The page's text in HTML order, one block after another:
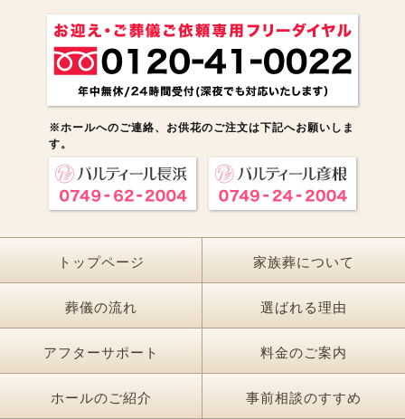
※ホールへのご連絡、お供花のご注文は下記へお願いしま
す。
トップページ 家族葬について
葬儀の流れ 選ばれる理由
アフターサポート 料金のご案内
ホールのご紹介 事前相談のすすめ